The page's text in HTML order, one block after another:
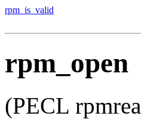
rpm_is_valid
rpm_open
(PECL